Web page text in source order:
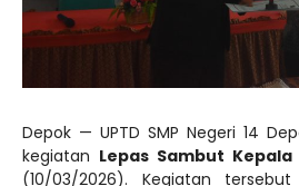
Depok — UPTD SMP Negeri 14
kegiatan Lepas Sambut Kepala
(10/03/2026). Kegiatan